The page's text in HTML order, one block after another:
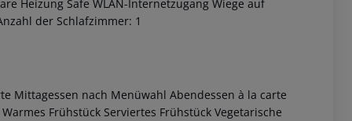
Heizung Safe WLAN-Internetzugang Wiege auf
der Schlafzimmer: 1
Mittagessen nach Menüwahl Abendessen à la carte
Frühstück Serviertes Frühstück Vegetarische